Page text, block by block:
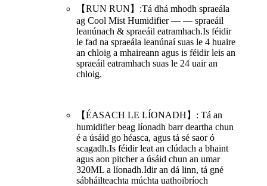
【RUN RUN】:Tá dhá mhodh spraeála
ag Cool Mist Humidifier — — spraeáil
leanúnach & spraeáil eatramhach.Is féidir
le fad na spraeála leanúnaí suas le 4 huaire
an chloig a mhaireann agus is féidir leis an
spraeáil eatramhach suas le 24 uair an
chloig.
【ÉASACH LE LÍONADH】: Tá an
humidifier beag líonadh barr deartha chun
é a úsáid go héasca, agus tá sé saor ó
scagadh.Is féidir leat an clúdach a bhaint
agus aon pitcher a úsáid chun an umar
320ML a líonadh.Idir an dá linn, tá gné
sábháilteachta múchta uathoibríoch